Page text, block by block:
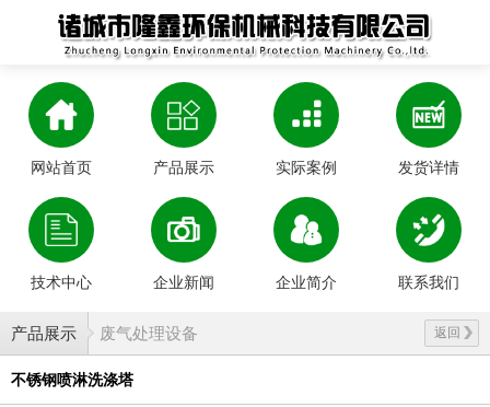
网站首页 产品展示 实际案例 发货详情
技术中心 企业新闻 企业简介 联系我们
产品展示 返回
废气处理设备
不锈钢喷淋洗涤塔